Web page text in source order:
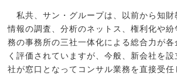
私共、サン・グループは、以前から知財
情報の調査、分析のネットス、権利化や
務の事務所の三社一体化による総合力が
く評価されていますが、今般、新会社を
社が窓口となってコンサル業務を直接受任